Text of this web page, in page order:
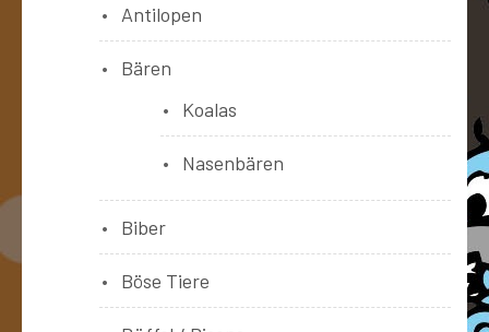
Antilopen
Bären
Koalas
Nasenbären
Biber
Böse Tiere